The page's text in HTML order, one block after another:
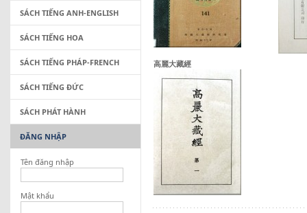
高麗大藏經
SÁCH TIẾNG ANH-ENGLISH
SÁCH TIẾNG HOA
SÁCH TIẾNG PHÁP-FRENCH
SÁCH TIẾNG ĐỨC
SÁCH PHÁT HÀNH
ĐĂNG NHẬP
Tên đăng nhập
Mật khẩu